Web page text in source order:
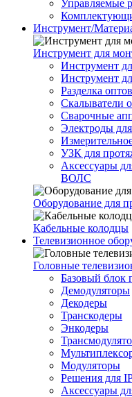
Управляемые
Инструмент/
Инструмент для
Инструмент
Инструмент
Разделка
Скалыватели
Сварочные
Электроды
УЗК для
Аксессуары
ВОЛС
Оборудование для
Кабельные колодцы
Телевизионное
Головные
Базовый блок
Демодуляторы
Декодеры
Транскодеры
Энкодеры
Модуляторы
Решения для
Аксессуары